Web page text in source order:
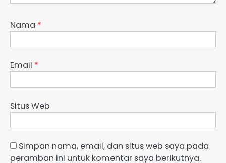
Nama *
Email *
Situs Web
Simpan nama, email, dan situs web saya pada
peramban ini untuk komentar saya berikutnya.